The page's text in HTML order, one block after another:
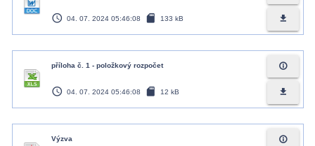
access_time 04. 07. 2024 05:46:08 sd_card 133 kB file_download
příloha č. 1 - položkový rozpočet
access_time 04. 07. 2024 05:46:08 sd_card 12 kB
info_outline
file_download
Výzva info_outline